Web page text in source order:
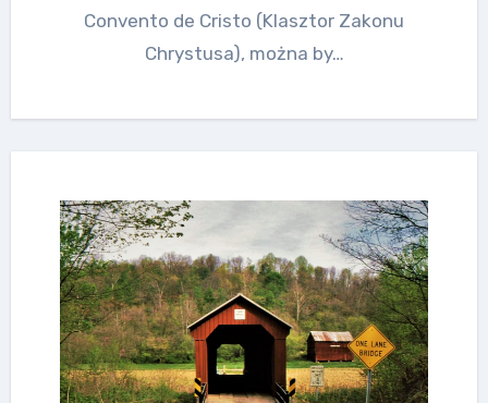
Convento de Cristo (Klasztor Zakonu
Chrystusa), można by…